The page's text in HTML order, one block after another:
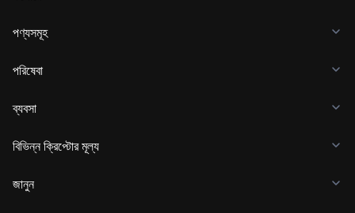
পণ্যসমূহ
পরিষেবা
ব্যবসা
বিভিন্ন ক্রিপ্টোর মূল্য
জানুন